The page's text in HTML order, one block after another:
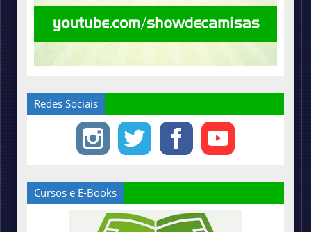
Redes Sociais
Cursos e E-Books